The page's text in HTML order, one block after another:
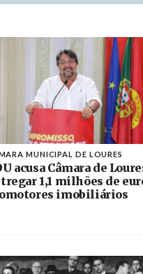
MUNICIPAL DE LOURES
acusa Câmara de
1,1 milhões de
imobiliários